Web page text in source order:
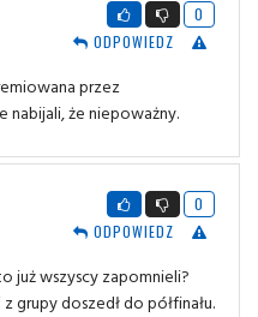
0
ODPOWIEDZ
przez
że niepoważny.
0
ODPOWIEDZ
już wszyscy zapomnieli?
grupy doszedł do półfinału.